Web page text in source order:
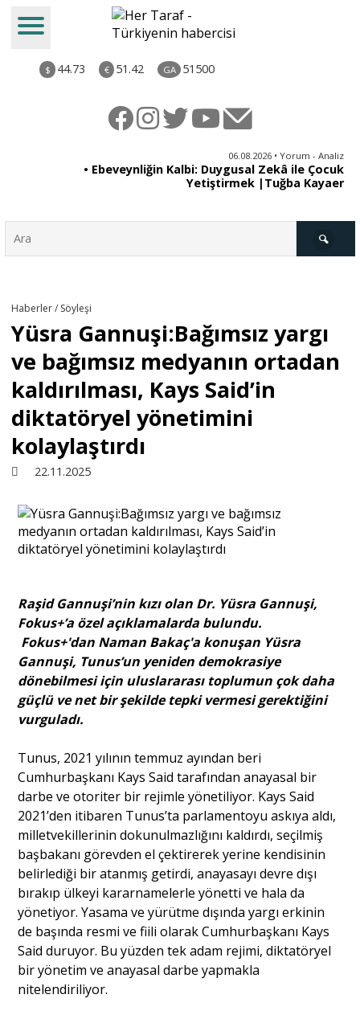
$ 44.73 € 51.42 GA 51500
06.08.2026 • Yorum - Analiz
• Ebeveynliğin Kalbi: Duygusal Zekâ ile Çocuk
Yetiştirmek |Tuğba Kayaer
Derkenar
Sivil Toplum
Kültür - Sanat
Dünya
Yorum - Analiz
Söyleşi
Portre
Yazarlar
Eğitim
Dosya Haber
Haberler / Söyleşi
Yüsra Gannuşi:Bağımsız yargı
ve bağımsız medyanın ortadan
kaldırılması, Kays Said’in
diktatöryel yönetimini
kolaylaştırdı
22.11.2025
Raşid Gannuşi’nin kızı olan Dr. Yüsra Gannuşi,
Fokus+’a özel açıklamalarda bulundu.
Fokus+'dan Naman Bakaç'a konuşan Yüsra
Gannuşi, Tunus’un yeniden demokrasiye
dönebilmesi için uluslararası toplumun çok daha
güçlü ve net bir şekilde tepki vermesi gerektiğini
vurguladı.
Tunus, 2021 yılının temmuz ayından beri
Cumhurbaşkanı Kays Said tarafından anayasal bir
darbe ve otoriter bir rejimle yönetiliyor. Kays Said
2021’den itibaren Tunus’ta parlamentoyu askıya aldı,
milletvekillerinin dokunulmazlığını kaldırdı, seçilmiş
başbakanı görevden el çektirerek yerine kendisinin
belirlediği bir atanmış getirdi, anayasayı devre dışı
bırakıp ülkeyi kararnamelerle yönetti ve hala da
yönetiyor. Yasama ve yürütme dışında yargı erkinin
de başında resmi ve fiili olarak Cumhurbaşkanı Kays
Said duruyor. Bu yüzden tek adam rejimi, diktatöryel
bir yönetim ve anayasal darbe yapmakla
nitelendiriliyor.